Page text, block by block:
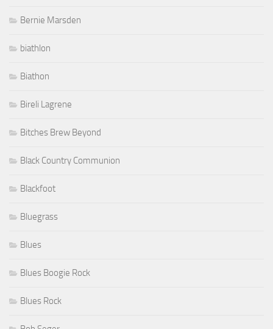
Bernie Marsden
biathlon
Biathon
Bireli Lagrene
Bitches Brew Beyond
Black Country Communion
Blackfoot
Bluegrass
Blues
Blues Boogie Rock
Blues Rock